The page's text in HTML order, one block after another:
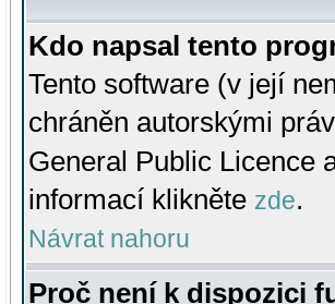
Kdo napsal tento
Tento software (v její
chráněn autorskými
General Public Licence
informací klikněte zde.
Návrat nahoru
Proč není k dispozici